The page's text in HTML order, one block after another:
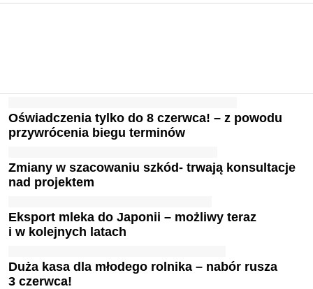
Oświadczenia tylko do 8 czerwca! – z powodu
przywrócenia biegu terminów
Zmiany w szacowaniu szkód- trwają konsultacje
nad projektem
Eksport mleka do Japonii – możliwy teraz
i w kolejnych latach
Duża kasa dla młodego rolnika – nabór rusza
3 czerwca!